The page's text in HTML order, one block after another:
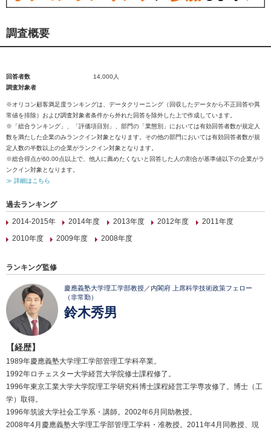
調査概要
回答者数
14,000人
調査対象者
※オリコン顧客満足度ランキングは、データクリーニング（回収したデータから不正回答や異
常値を排除）および調査対象者条件から外れた回答を除外した上で作成しています。
※「総合ランキング」、「評価項目別」、部門の「業態別」においては有効回答者数が規定人
数を満たした企業のみランクイン対象となります。その他の部門においては有効回答者数が規
定人数の半数以上の企業がランクイン対象となります。
※総合得点が60.00点以上で、他人に薦めたくないと回答した人の割合が基準値以下の企業がラ
ンクイン対象となります。
≫ 詳細はこちら
過去ランキング
2014-2015年
2014年度 2013年度 2012年度
2011年度
2010年度
2009年度 2008年度
ランキング監修
慶應義塾大学理工学部教授／内閣府 上席科学技術政策フェロー
（非常勤）
鈴木秀男
【経歴】
1989年慶應義塾大学理工学部管理工学科卒業。
1992年ロチェスター大学経営大学院修士課程修了。
1996年東京工業大学大学院理工学研究科博士課程経営工学専攻修了。博士（工
学）取得。
1996年筑波大学社会工学系・講師。2002年6月同助教授。
2008年4月慶應義塾大学理工学部管理工学科・准教授。2011年4月同教授、現